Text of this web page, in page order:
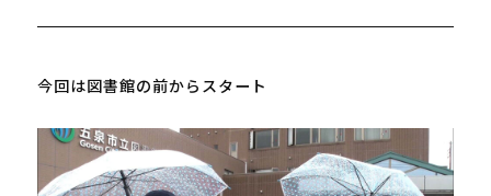
今回は図書館の前からスタート